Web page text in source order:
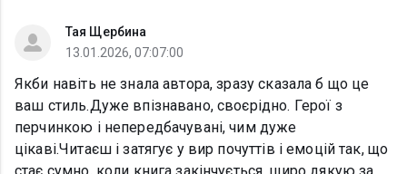
Тая Щербина
13.01.2026, 07:07:00
Якби навіть не знала автора, зразу сказала б що це
ваш стиль.Дуже впізнавано, своєрідно. Герої з
перчинкою і непередбачувані, чим дуже
цікаві.Читаєш і затягує у вир почуттів і емоцій так, що